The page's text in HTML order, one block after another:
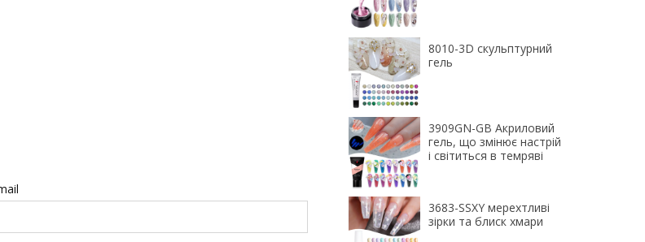
8010-3D скульптурний
гель
3909GN-GB Акриловий
гель, що змінює настрій
і світиться в темряві
3683-SSXY мерехтливі
зірки та блиск хмари